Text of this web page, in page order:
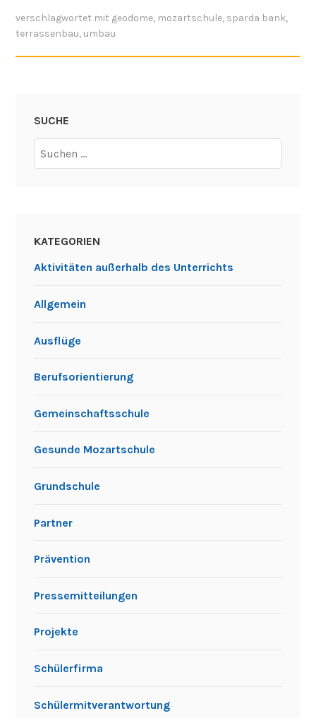
verschlagwortet mit geodome, mozartschule, sparda bank,
terrassenbau, umbau
SUCHE
Suchen
nach:
KATEGORIEN
Aktivitäten außerhalb des Unterrichts
Allgemein
Ausflüge
Berufsorientierung
Gemeinschaftsschule
Gesunde Mozartschule
Grundschule
Partner
Prävention
Pressemitteilungen
Projekte
Schülerfirma
Schülermitverantwortung